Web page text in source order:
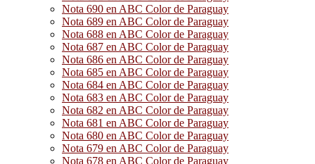
Nota 690 en ABC Color de Paraguay
Nota 689 en ABC Color de Paraguay
Nota 688 en ABC Color de Paraguay
Nota 687 en ABC Color de Paraguay
Nota 686 en ABC Color de Paraguay
Nota 685 en ABC Color de Paraguay
Nota 684 en ABC Color de Paraguay
Nota 683 en ABC Color de Paraguay
Nota 682 en ABC Color de Paraguay
Nota 681 en ABC Color de Paraguay
Nota 680 en ABC Color de Paraguay
Nota 679 en ABC Color de Paraguay
Nota 678 en ABC Color de Paraguay